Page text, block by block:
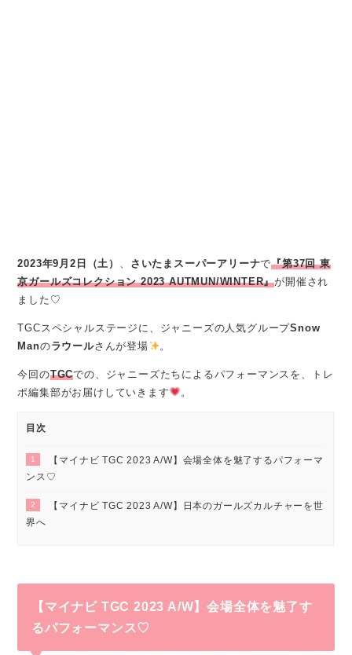
2023年9月2日（土） 、 さいたまスーパーアリーナで『第37回 東
京ガールズコレクション 2023 AUTMUN/WINTER』が開催され
ました♡
TGCスペシャルステージに、ジャニーズの人気グループSnow
Manのラウールさんが登場 。
今回のTGCでの、ジャニーズたちによるパフォーマンスを、トレ
ポ編集部がお届けしていきます
。
目次
1
【マイナビ TGC 2023 A/W】会場全体を魅了するパフォーマ
ンス♡
2
【マイナビ TGC 2023 A/W】日本のガールズカルチャーを世
界へ
【マイナビ TGC 2023 A/W】会場全体を魅了す
るパフォーマンス♡